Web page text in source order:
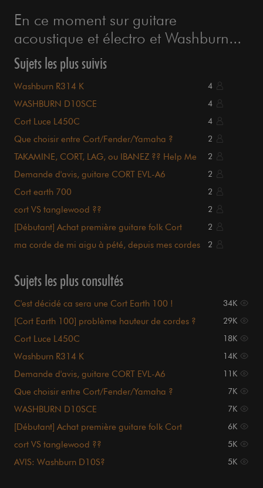
En ce moment sur guitare
acoustique et électro et Washburn...
Sujets les plus suivis
Washburn R314 K 4
WASHBURN D10SCE 4
Cort Luce L450C 4
Que choisir entre Cort/Fender/Yamaha ? 2
TAKAMINE, CORT, LAG, ou IBANEZ ?? Help Me 2
Demande d'avis, guitare CORT EVL-A6 2
Cort earth 700 2
cort VS tanglewood ?? 2
[Débutant] Achat première guitare folk Cort 2
ma corde de mi aigu à pété, depuis mes cordes
2
Sujets les plus consultés
C'est décidé ca sera une Cort Earth 100 ! 34K
[Cort Earth 100] problème hauteur de cordes ? 29K
Cort Luce L450C 18K
Washburn R314 K 14K
Demande d'avis, guitare CORT EVL-A6 11K
Que choisir entre Cort/Fender/Yamaha ? 7K
WASHBURN D10SCE 7K
[Débutant] Achat première guitare folk Cort 6K
cort VS tanglewood ?? 5K
AVIS: Washburn D10S? 5K